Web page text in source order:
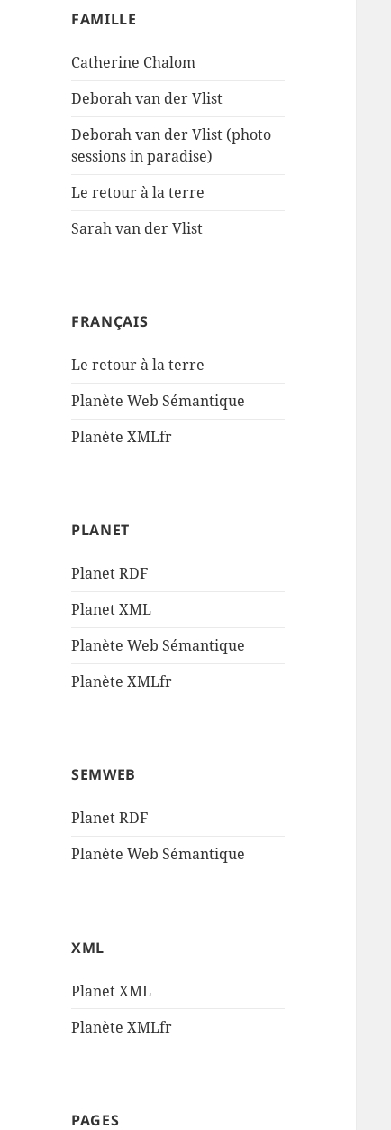
FAMILLE
Catherine Chalom
Deborah van der Vlist
Deborah van der Vlist (photo
sessions in paradise)
Le retour à la terre
Sarah van der Vlist
FRANÇAIS
Le retour à la terre
Planète Web Sémantique
Planète XMLfr
PLANET
Planet RDF
Planet XML
Planète Web Sémantique
Planète XMLfr
SEMWEB
Planet RDF
Planète Web Sémantique
XML
Planet XML
Planète XMLfr
PAGES